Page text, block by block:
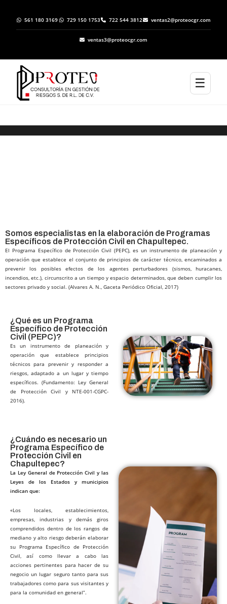
561 180 3169 729 150 1753 722 544 3812 ventas2@proteocgr.com
ventas3@proteocgr.com
☰
Somos especialistas en la elaboración de Programas
Específicos de Protección Civil en Chapultepec.
El Programa Específico de Protección Civil (PEPC), es un instrumento de planeación y
operación que establece el conjunto de principios de carácter técnico, encaminados a
prevenir los posibles efectos de los agentes perturbadores (sismos, huracanes,
incendios, etc.), circunscrito a un tiempo y espacio determinados, que deben cumplir los
sectores privado y social. (Alvares A. N., Gaceta Periódico Oficial, 2017)
¿Qué es un Programa
Específico de Protección
Civil (PEPC)?​
Es un instrumento de planeación y
operación que establece principios
técnicos para prevenir y responder a
riesgos, adaptado a un lugar y tiempo
específicos. (Fundamento: Ley General
de Protección Civil y NTE-001-CGPC-
2016).
¿Cuándo es necesario un
Programa Específico de
Protección Civil en
Chapultepec?​
La Ley General de Protección Civil y las
Leyes de los Estados y municipios
indican que:
«Los locales, establecimientos,
empresas, industrias y demás giros
comprendidos dentro de los rangos de
mediano y alto riesgo deberán elaborar
su Programa Específico de Protección
Civil, así como llevar a cabo las
acciones pertinentes para hacer de su
negocio un lugar seguro tanto para sus
trabajadores como para sus visitantes y
para la comunidad en general”.